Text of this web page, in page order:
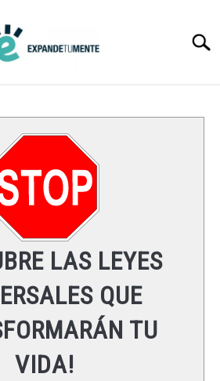
LAS LEYES
QUE
TU
VIDA!